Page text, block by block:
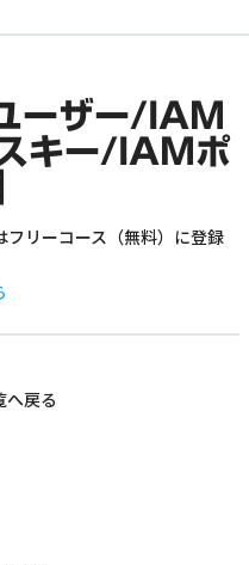
ーザー/IAM
キー/IAMポ
リーコース（無料）に登録
へ戻る